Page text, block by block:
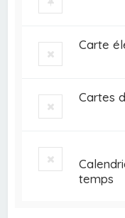
Carte
Cartes
temps